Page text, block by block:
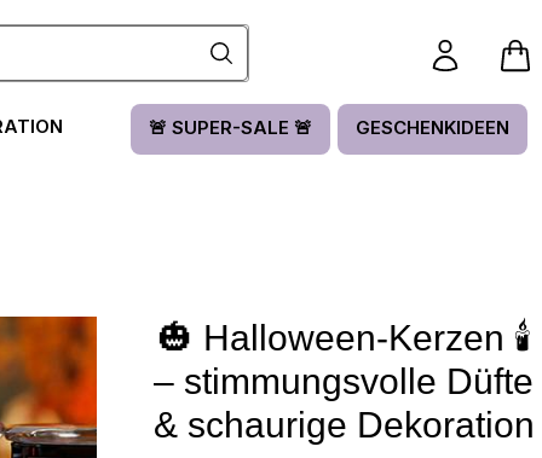
🚨 SUPER-SALE 🚨 GESCHENKIDEEN
🎃 Halloween-Kerzen 🕯️
– stimmungsvolle Düfte
& schaurige Dekoration